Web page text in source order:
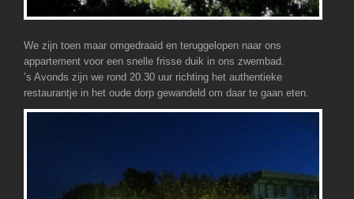
We zijn toen maar omgedraaid en teruggelopen naar ons
appartement voor een snelle frisse duik in ons zwembad.
’s Avonds zijn we rond 20.30 uur richting het authentieke
restaurantje in het oude dorp gewandeld om daar te gaan eten.